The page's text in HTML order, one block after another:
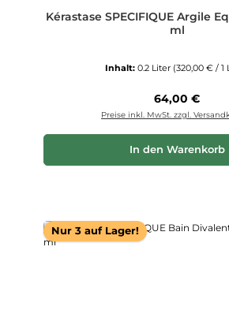
Kérastase SPECIFIQUE Argile
ml
Inhalt: 0.2 Liter (320,00 € / 1
Regulärer
64,00 €
Preise inkl. MwSt. zzgl.
In den Warenkorb
Nur 3 auf Lager!